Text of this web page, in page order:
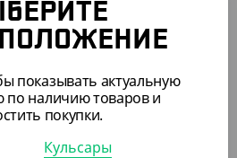
показывать актуальную
наличию товаров и
покупки.
Кульсары